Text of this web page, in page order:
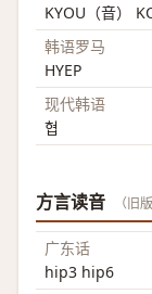
KYOU（音）
韩语罗马
HYEP
现代韩语
협
方言读音 （旧
广东话
hip3 hip6